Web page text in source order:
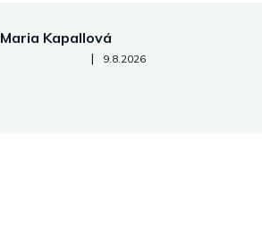
Maria Kapallová
Hodnotenie obchodu je 5 z 5 hviezdičiek.
| 9.8.2026